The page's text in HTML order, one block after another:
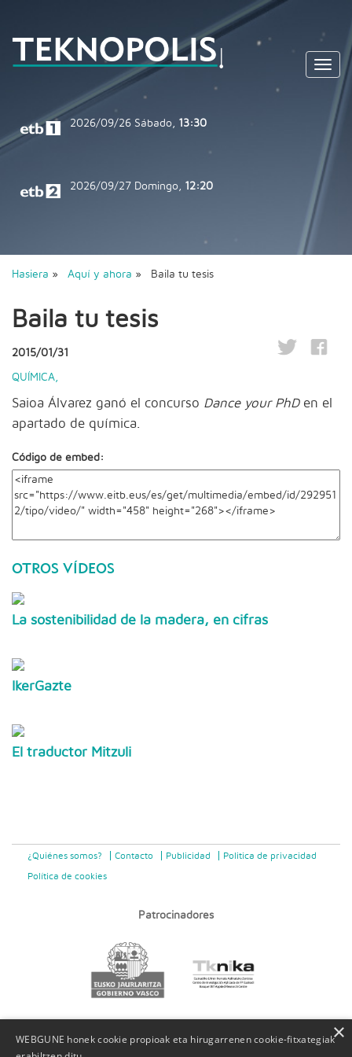
2026/09/26 Sábado, 13:30
2026/09/27 Domingo, 12:20
Hasiera » Aquí y ahora » Baila tu tesis
Baila tu tesis
2015/01/31
QUÍMICA
Saioa Álvarez ganó el concurso Dance your PhDen el
apartado de química.
Código de embed:
OTROS VÍDEOS
La sostenibilidad de la madera, en cifras
IkerGazte
El traductor Mitzuli
¿Quiénes somos? Contacto Publicidad Politica de privacidad
Política de cookies
Patrocinadores
WEBGUNE honek cookie propioak eta hirugarrenen cookie-fitxategiak×